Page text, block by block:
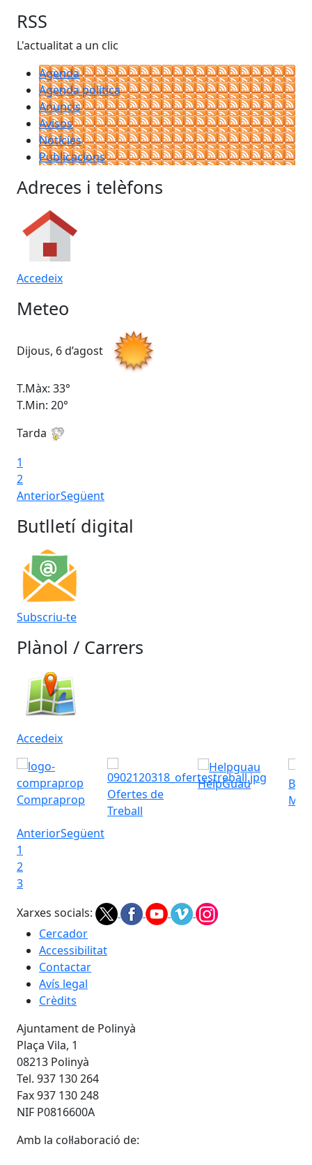
RSS
L'actualitat a un clic
Agenda
Agenda política
Anuncis
Avisos
Notícies
Publicacions
Adreces i telèfons
Accedeix
Meteo
Dijous, 6 d’agost
T.Màx: 33°
T.Min: 20°
Tarda
1
2
AnteriorSegüent
Butlletí digital
Subscriu-te
Plànol / Carrers
Accedeix
Compraprop
Ofertes de
Treball
HelpGuau
AnteriorSegüent
1
2
3
Xarxes socials:
Cercador
Accessibilitat
Contactar
Avís legal
Crèdits
Ajuntament de Polinyà
Plaça Vila, 1
08213 Polinyà
Tel. 937 130 264
Fax 937 130 248
NIF P0816600A
Amb la col·laboració de: